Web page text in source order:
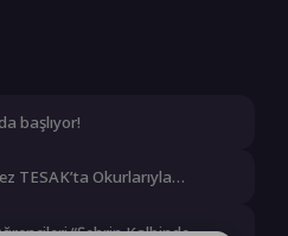
başlıyor!
TESAK’ta Okurlarıyla